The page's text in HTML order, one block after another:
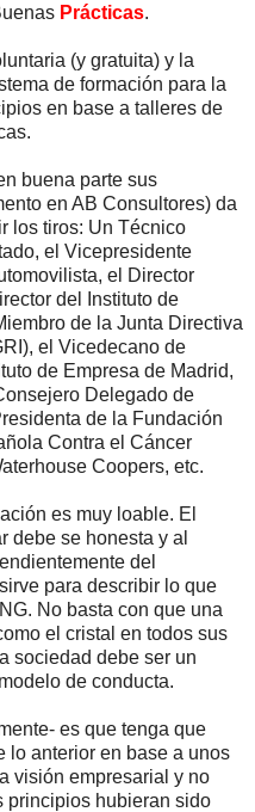
Prácticas.
(y gratuita) y la
de formación para la
en base a talleres de
buena parte sus
en AB Consultores) da
los tiros: Un Técnico
el Vicepresidente
el Director
del Instituto de
de la Junta Directiva
el Vicedecano de
de Empresa de Madrid,
Delegado de
de la Fundación
Contra el Cáncer
Coopers, etc.
es muy loable. El
debe se honesta y al
del
para describir lo que
No basta con que una
el cristal en todos sus
sociedad debe ser un
de conducta.
es que tenga que
lo anterior en base a unos
visión empresarial y no
principios hubieran sido